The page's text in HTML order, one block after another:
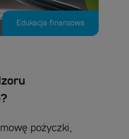
Edukacja finansowa
pożyczki,